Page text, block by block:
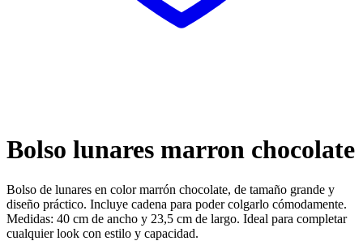
Bolso lunares marron chocolate
Bolso de lunares en color marrón chocolate, de tamaño grande y
diseño práctico. Incluye cadena para poder colgarlo cómodamente.
Medidas: 40 cm de ancho y 23,5 cm de largo. Ideal para completar
cualquier look con estilo y capacidad.